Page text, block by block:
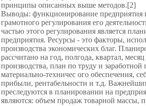
принципы описанных выше методов.[2]
Выводы: функционирование предприятия
грамотного регулирования его
частью этого регулирования является
предприятия. Ресурсы - это факторы,
производства экономических благ.
рассчитано на год, полгода, квартал,
производства, план по труду и заработной
материально-техничес ого обеспечения,
прибыли, рентабельности и т.д.
преследуются в планировании на
являются: объем продаж товарной массы,